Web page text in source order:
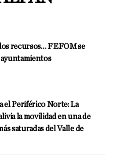
recursos… FEFOM se
el Periférico Norte: La
la movilidad en una de
saturadas del Valle de